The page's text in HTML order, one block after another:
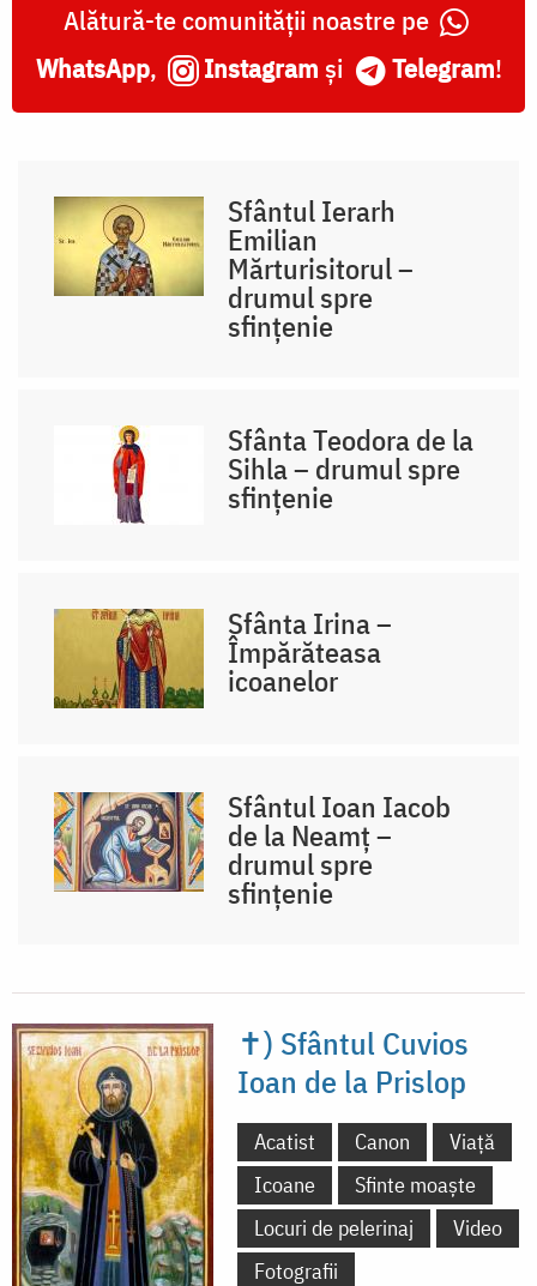
Alătură-te comunității noastre pe
WhatsApp, Instagram și Telegram!
Sfântul Ierarh
Emilian
Mărturisitorul –
drumul spre
sfințenie
Sfânta Teodora de la
Sihla – drumul spre
sfințenie
Sfânta Irina –
Împărăteasa
icoanelor
Sfântul Ioan Iacob
de la Neamț –
drumul spre
sfințenie
✝) Sfântul Cuvios
Ioan de la Prislop
Acatist Canon
Viață
Icoane
Sfinte moaște
Locuri de pelerinaj
Video
Fotografii